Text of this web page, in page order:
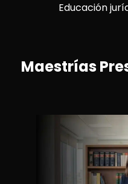
Educación
Maestrías